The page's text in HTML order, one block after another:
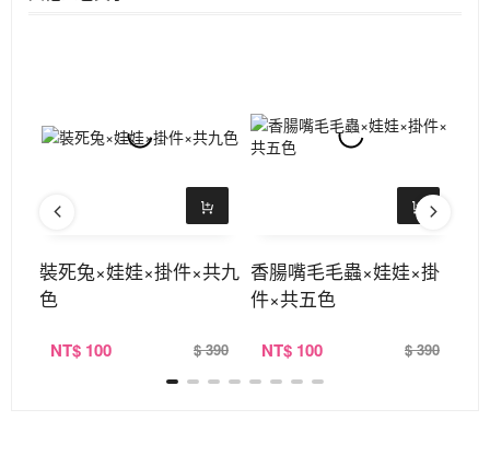
裝死兔×娃娃×掛件×共九
色
NT$ 100 $ 390
香腸嘴毛毛蟲×娃娃×掛
件×共五色
NT$ 100 $ 390